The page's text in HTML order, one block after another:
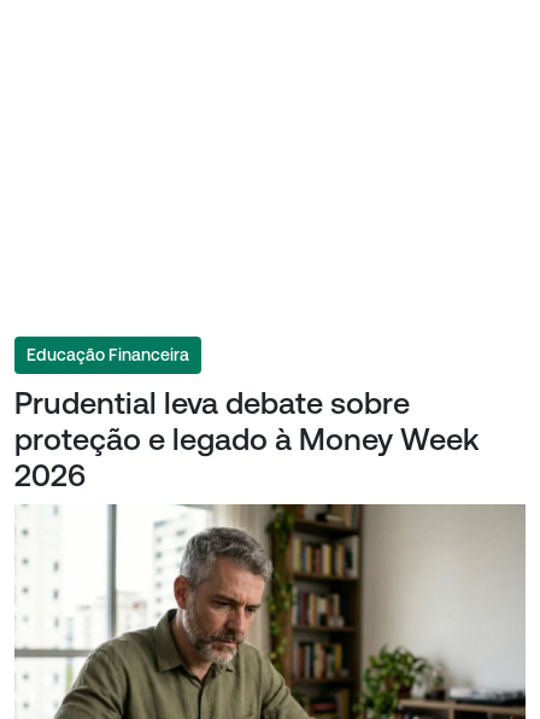
Educação Financeira
Prudential leva debate sobre
proteção e legado à Money Week
2026